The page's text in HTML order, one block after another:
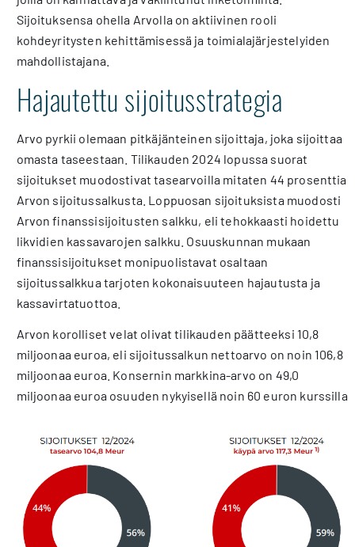
Sijoituksensa ohella Arvolla on aktiivinen rooli
kohdeyritysten kehittämisessä ja toimialajärjestelyiden
mahdollistajana.
Hajautettu sijoitusstrategia
Arvo pyrkii olemaan pitkäjänteinen sijoittaja, joka sijoittaa
omasta taseestaan. Tilikauden 2024 lopussa suorat
sijoitukset muodostivat tasearvoilla mitaten 44 prosenttia
Arvon sijoitussalkusta. Loppuosan sijoituksista muodosti
Arvon finanssisijoitusten salkku, eli tehokkaasti hoidettu
likvidien kassavarojen salkku. Osuuskunnan mukaan
finanssisijoitukset monipuolistavat osaltaan
sijoitussalkkua tarjoten kokonaisuuteen hajautusta ja
kassavirtatuottoa.
Arvon korolliset velat olivat tilikauden päätteeksi 10,8
miljoonaa euroa, eli sijoitussalkun nettoarvo on noin 106,8
miljoonaa euroa. Konsernin markkina-arvo on 49,0
miljoonaa euroa osuuden nykyisellä noin 60 euron kurssilla.